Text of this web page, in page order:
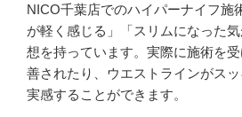
NICO千葉店でのハイパーナイフ施
が軽く感じる」「スリムになった
想を持っています。実際に施術を
善されたり、ウエストラインがス
実感することができます。